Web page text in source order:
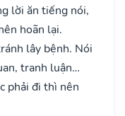
lời ăn tiếng nói,
hoãn lại.
lây bệnh. Nói
tranh luận…
phải đi thì nên